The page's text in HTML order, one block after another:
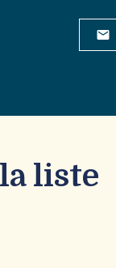
mail
liste